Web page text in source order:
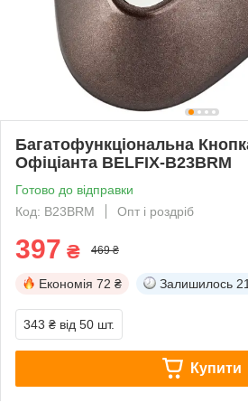
Багатофункціональна
Офіціанта BELFIX-B23BRM
Готово до відправки
Код: B23BRM
Опт і роздріб
397 ₴ 469 ₴
Економія 72 ₴ Залишилось
343 ₴ від 50 шт.
Купити